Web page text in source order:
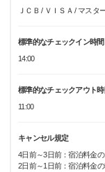
ＪＣＢ / ＶＩＳＡ / マスタ
標準的なチェックイン時間
14:00
標準的なチェックアウト
11:00
キャンセル規定
4日前～3日前：宿泊料金
2日前～1日前：宿泊料金